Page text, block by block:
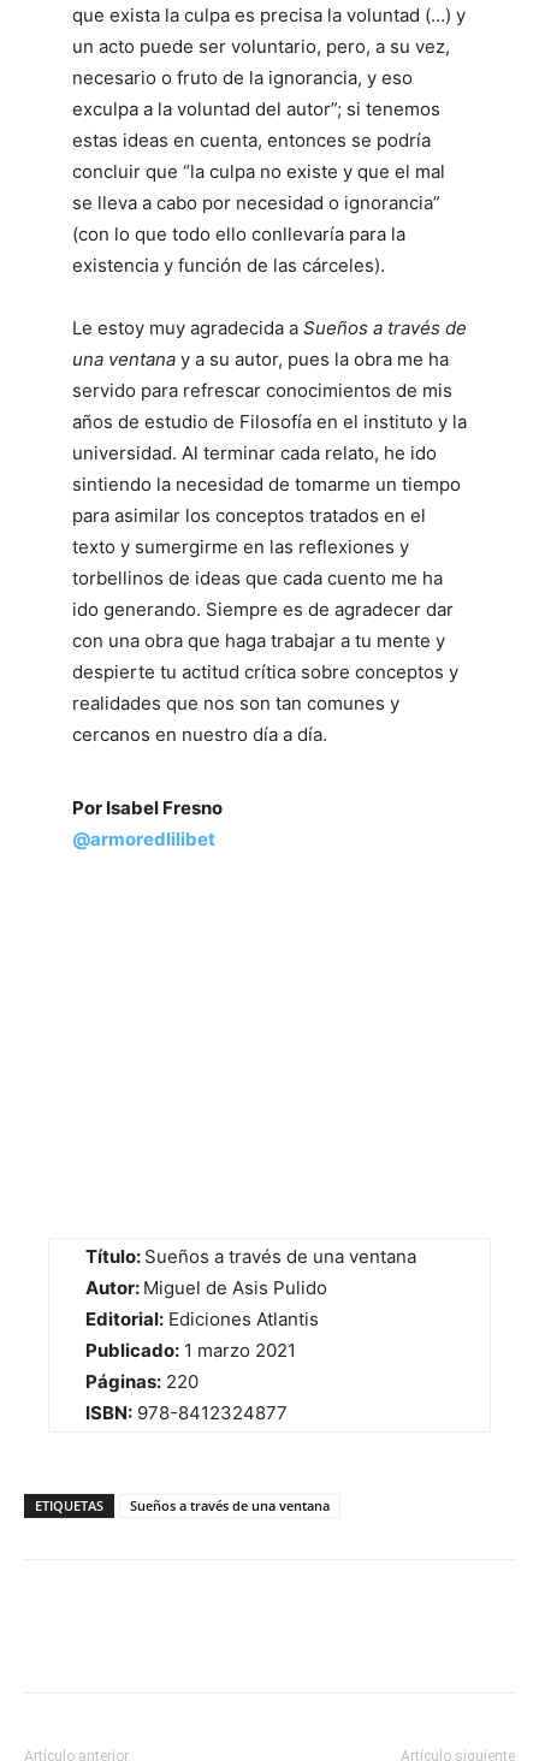
que exista la culpa es precisa la voluntad (…) y
un acto puede ser voluntario, pero, a su vez,
necesario o fruto de la ignorancia, y eso
exculpa a la voluntad del autor”; si tenemos
estas ideas en cuenta, entonces se podría
concluir que “la culpa no existe y que el mal
se lleva a cabo por necesidad o ignorancia”
(con lo que todo ello conllevaría para la
existencia y función de las cárceles).
Le estoy muy agradecida a Sueños a través de
una ventana y a su autor, pues la obra me ha
servido para refrescar conocimientos de mis
años de estudio de Filosofía en el instituto y la
universidad. Al terminar cada relato, he ido
sintiendo la necesidad de tomarme un tiempo
para asimilar los conceptos tratados en el
texto y sumergirme en las reflexiones y
torbellinos de ideas que cada cuento me ha
ido generando. Siempre es de agradecer dar
con una obra que haga trabajar a tu mente y
despierte tu actitud crítica sobre conceptos y
realidades que nos son tan comunes y
cercanos en nuestro día a día.
Por Isabel Fresno
@armoredlilibet
Título: Sueños a través de una ventana
Autor: Miguel de Asis Pulido
Editorial: Ediciones Atlantis
Publicado: 1 marzo 2021
Páginas: 220
ISBN: 978-8412324877
ETIQUETAS Sueños a través de una ventana
Artículo anterior Artículo siguiente